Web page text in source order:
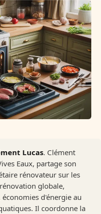
Lucas. Clément
Eaux, partage son
rénovateur sur les
globale,
d'énergie au
Il coordonne la